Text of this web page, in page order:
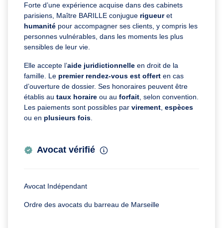
Forte d’une expérience acquise dans des cabinets
parisiens, Maître BARILLE conjugue rigueuret
humanité pour accompagner ses clients, y compris les
personnes vulnérables, dans les moments les plus
sensibles de leur vie.
Elle accepte l’aide juridictionnelle en droit de la
famille. Le premier rendez-vous est offert en cas
d’ouverture de dossier. Ses honoraires peuvent être
établis au taux horaire ou au forfait, selon convention.
Les paiements sont possibles par virement, espèces
ou en plusieurs fois.
Avocat vérifié
Avocat Indépendant
Ordre des avocats du barreau de Marseille